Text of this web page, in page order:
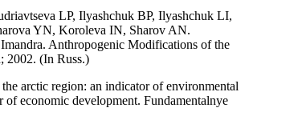
LP, Ilyashchuk BP, Ilyashchuk LI,
YN, Koroleva IN, Sharov AN.
Anthropogenic Modifications of the
2002. (In Russ.)
arctic region: an indicator of environmental
economic development. Fundamentalnye